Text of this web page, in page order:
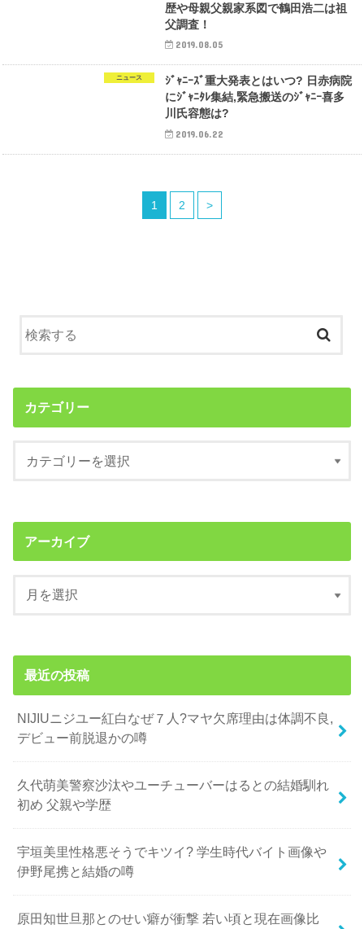
歴や母親父親家系図で鶴田浩二は祖
父調査！
2019.08.05
ニュース
ｼﾞｬﾆｰｽﾞ重大発表とはいつ? 日赤病院
にｼﾞｬﾆﾀﾚ集結,緊急搬送のｼﾞｬﾆｰ喜多
川氏容態は?
2019.06.22
1 2 >
カテゴリー
アーカイブ
最近の投稿
NIJIUニジユー紅白なぜ７人?マヤ欠席理由は体調不良,
デビュー前脱退かの噂
久代萌美警察沙汰やユーチューバーはるとの結婚馴れ
初め 父親や学歴
宇垣美里性格悪そうでキツイ? 学生時代バイト画像や
伊野尾携と結婚の噂
原田知世旦那とのせい癖が衝撃 若い頃と現在画像比